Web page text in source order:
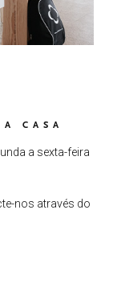
CASA
a sexta-feira
nos através do